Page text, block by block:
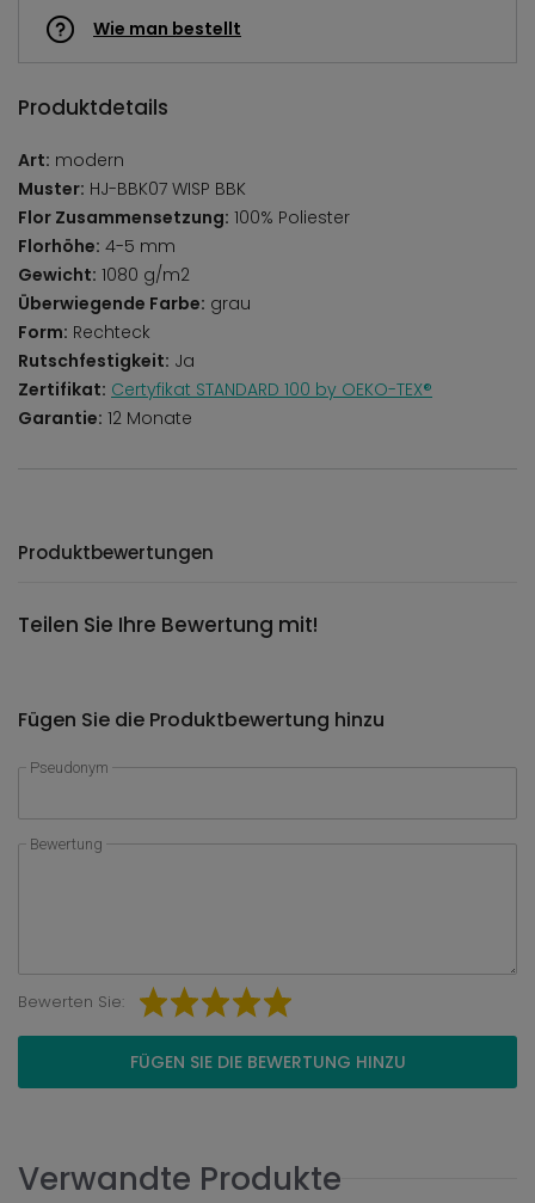
Wie man bestellt
Produktdetails
Art: modern
Muster: HJ-BBK07 WISP BBK
Flor Zusammensetzung: 100% Poliester
Florhöhe: 4-5 mm
Gewicht: 1080 g/m2
Überwiegende Farbe: grau
Form: Rechteck
Rutschfestigkeit: Ja
Zertifikat: Certyfikat STANDARD 100 by OEKO-TEX®
Garantie: 12 Monate
Produktbewertungen
Teilen Sie Ihre Bewertung mit!
Fügen Sie die Produktbewertung hinzu
Pseudonym
Bewertung
Bewerten Sie:
FÜGEN SIE DIE BEWERTUNG HINZU
Verwandte Produkte